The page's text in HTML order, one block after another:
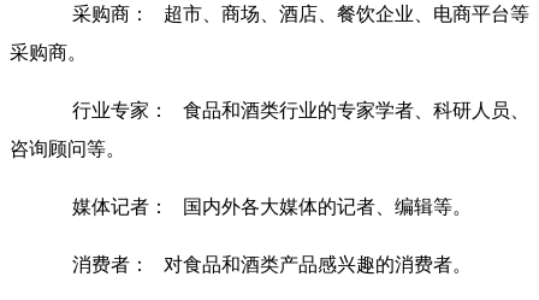
采购商： 超市、商场、酒店、餐饮企业、电商平台等
采购商。
行业专家： 食品和酒类行业的专家学者、科研人员、
咨询顾问等。
媒体记者： 国内外各大媒体的记者、编辑等。
消费者： 对食品和酒类产品感兴趣的消费者。